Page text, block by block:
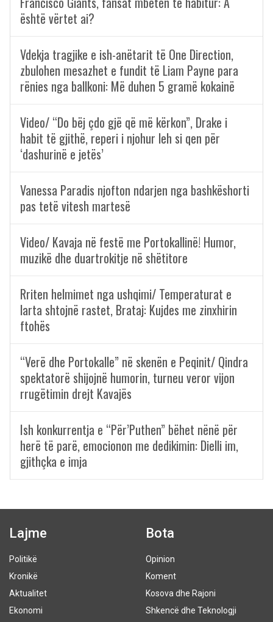
është vërtet ai?
Vdekja tragjike e ish-anëtarit të One Direction,
zbulohen mesazhet e fundit të Liam Payne para
rënies nga ballkoni: Më duhen 5 gramë kokainë
Video/ “Do bëj çdo gjë që më kërkon”, Drake i
habit të gjithë, reperi i njohur leh si qen për
‘dashurinë e jetës’
Vanessa Paradis njofton ndarjen nga bashkëshorti
pas tetë vitesh martesë
Video/ Kavaja në festë me Portokallinë! Humor,
muzikë dhe duartrokitje në shëtitore
Rriten helmimet nga ushqimi/ Temperaturat e
larta shtojnë rastet, Brataj: Kujdes me zinxhirin
ftohës
“Verë dhe Portokalle” në skenën e Peqinit/ Qindra
spektatorë shijojnë humorin, turneu veror vijon
rrugëtimin drejt Kavajës
Ish konkurrentja e “Për’Puthen” bëhet nënë për
herë të parë, emocionon me dedikimin: Dielli im,
gjithçka e imja
Lajme
Politikë
Kronikë
Aktualitet
Ekonomi
Bota
Opinion
Koment
Kosova dhe Rajoni
Shkencë dhe Teknologji